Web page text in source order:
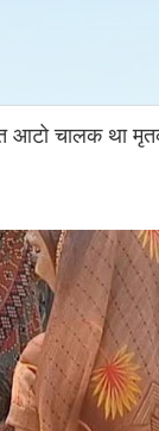
आटो चालक था